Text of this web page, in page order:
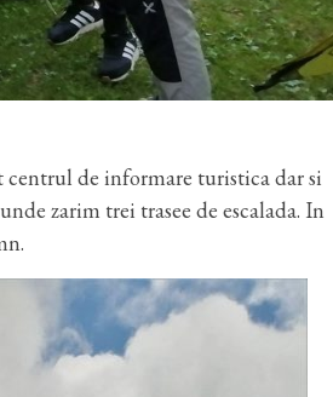
de informare turistica dar si
zarim trei trasee de escalada. In